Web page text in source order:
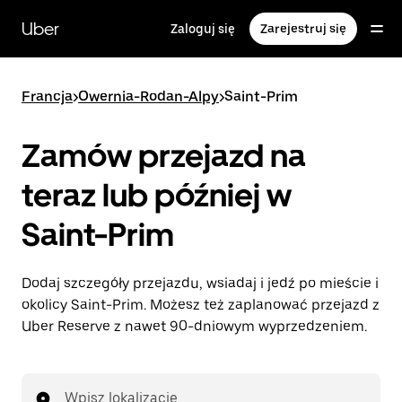
głównej
zawartości
Uber Zaloguj się Zarejestruj się
Francja>Owernia-Rodan-Alpy>Saint-Prim
Zamów przejazd na
teraz lub później w
Saint-Prim
Dodaj szczegóły przejazdu, wsiadaj i jedź po mieście i
okolicy Saint-Prim. Możesz też zaplanować przejazd z
Uber Reserve z nawet 90-dniowym wyprzedzeniem.
Wpisz lokalizację